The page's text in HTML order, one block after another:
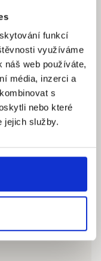
funkcí
využíváme
náš web používáte,
média, inzerci a
s
nebo které
jejich služby.
r.o.
hod
134 681